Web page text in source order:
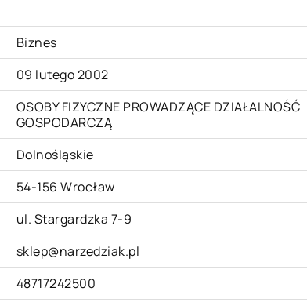
Biznes
09 lutego 2002
OSOBY FIZYCZNE PROWADZĄCE DZIAŁALNOŚĆ
GOSPODARCZĄ
Dolnośląskie
54-156 Wrocław
ul. Stargardzka 7-9
sklep@narzedziak.pl
48717242500